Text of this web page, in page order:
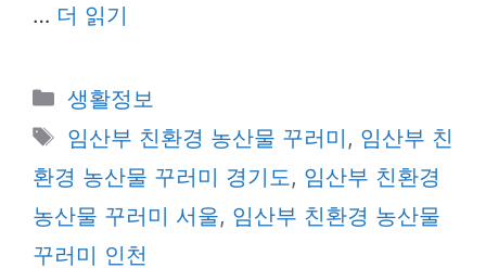
… 더 읽기
카
테
리
생활정보
태
그
임산부 친환경 농산물 꾸러미 , 임산부 친
환경 농산물 꾸러미 경기도 , 임산부 친환경
농산물 꾸러미 서울, 임산부 친환경 농산물
꾸러미 인천